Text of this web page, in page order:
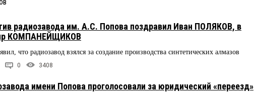
радиозавода им. А.С. Попова поздравил Иван ПОЛЯКОВ, в
КОМПАНЕЙЩИКОВ
что радиозавод взялся за создание производства синтетических алмазов
0 3408
имени Попова проголосовали за юридический «переезд»